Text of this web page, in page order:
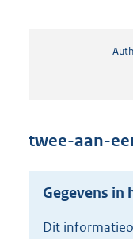
twee-aan-
Gegevens
Dit